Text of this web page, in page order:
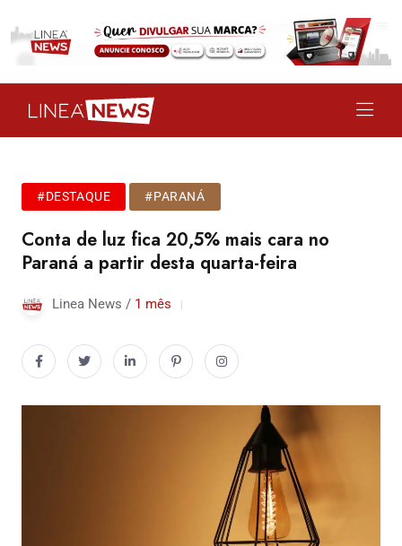
#DESTAQUE #PARANÁ
Conta de luz fica 20,5% mais cara no
Paraná a partir desta quarta-feira
Linea News / 1 mês